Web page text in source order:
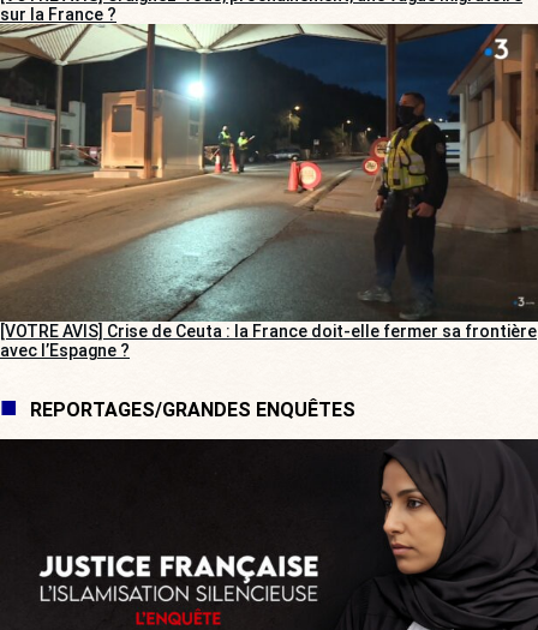
sur la France ?
[VOTRE AVIS] Crise de Ceuta : la France doit-elle fermer sa frontière
avec l’Espagne ?
REPORTAGES/GRANDES ENQUÊTES